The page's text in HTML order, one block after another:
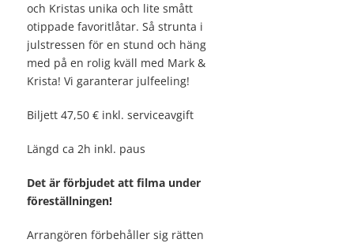
och Kristas unika och lite smått
otippade favoritlåtar. Så strunta i
julstressen för en stund och häng
med på en rolig kväll med Mark &
Krista! Vi garanterar julfeeling!
Biljett 47,50 € inkl. serviceavgift
Längd ca 2h inkl. paus
Det är förbjudet att filma under
föreställningen!
Arrangören förbehåller sig rätten